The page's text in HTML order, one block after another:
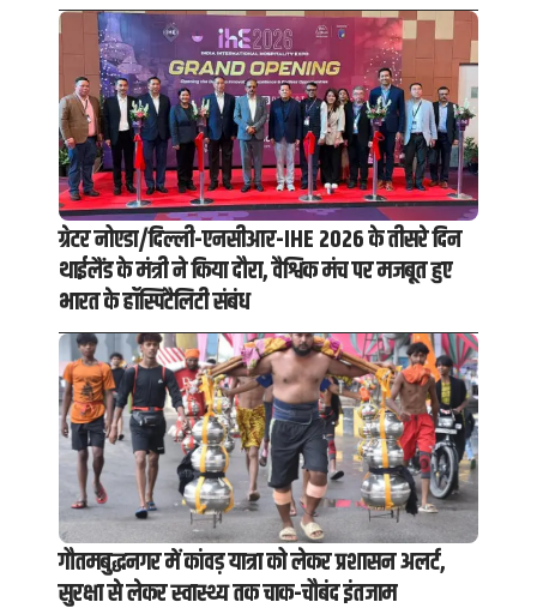
ग्रेटर नोएडा/दिल्ली-एनसीआर-IHE 2026 के तीसरे दिन
थाईलैंड के मंत्री ने किया दौरा, वैश्विक मंच पर मजबूत हुए
भारत के हॉस्पिटैलिटी संबंध
गौतमबुद्धनगर में कांवड़ यात्रा को लेकर प्रशासन अलर्ट,
सुरक्षा से लेकर स्वास्थ्य तक चाक-चौबंद इंतजाम